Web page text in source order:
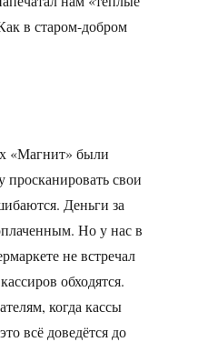
в старом-добром
«Магнит» были
свои
Деньги за
Но у нас в
не встречал
обходятся.
когда кассы
всё доведётся до